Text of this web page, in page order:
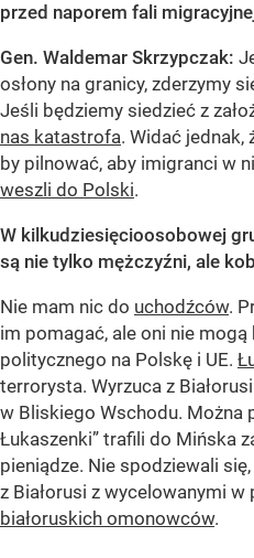
przed naporem fali
Gen. Waldemar Skrzypczak:
osłony na granicy, zderzymy
Jeśli będziemy siedzieć z
nas katastrofa. Widać jednak,
by pilnować, aby imigranci w
weszli do Polski.
W kilkudziesięcioosobowej
są nie tylko mężczyźni, ale
Nie mam nic do uchodźców.
im pomagać, ale oni nie
politycznego na Polskę i UE.
terrorysta. Wyrzuca z
w Bliskiego Wschodu. Można
Łukaszenki” trafili do Mińska
pieniądze. Nie spodziewali
z Białorusi z wycelowanymi
białoruskich omonowców.